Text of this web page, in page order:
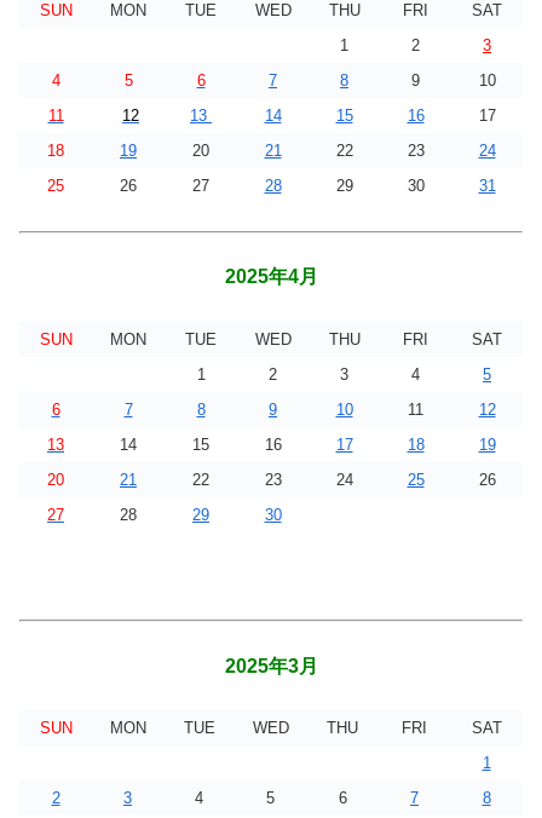
SUN MON TUE WED THU FRI
SAT
1
2
3
4
5 6 7 8 9
10
11
12 13 14 15 16
17
18
19 20 21 22 23
24
25
26 27 28 29 30 31
2025年4月
SUN MON TUE WED THU FRI
SAT
1
2 3 4
5
6
7 8 9 10 11
12
13
14 15 16 17 18
19
20
21 22 23 24 25
26
27
28 29 30
2025年3月
SUN MON TUE WED THU FRI
SAT
1
2
3 4 5 6 7 8